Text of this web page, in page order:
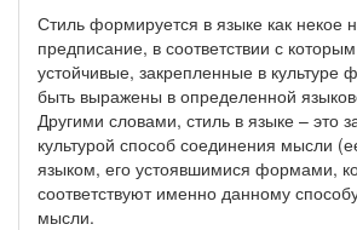
Стиль формируется в языке как некое
предписание, в соответствии с
устойчивые, закрепленные в
быть выражены в определенной
Другими словами, стиль в языке – это
культурой способ соединения мысли
языком, его устоявшимися формами,
соответствуют именно данному
мысли.